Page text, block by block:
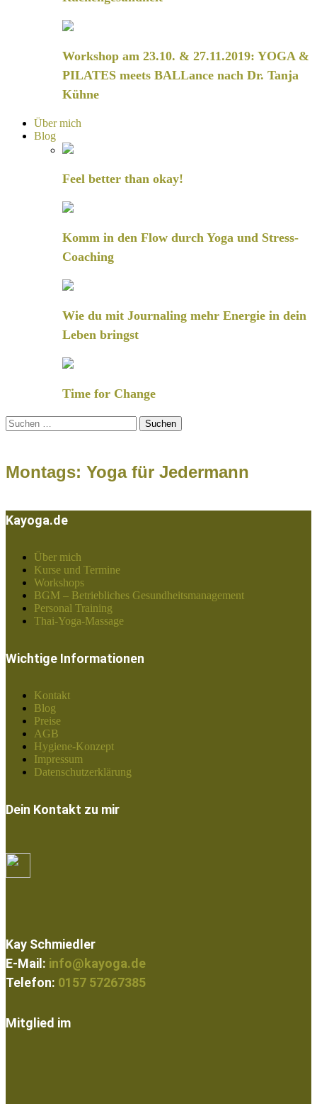
Workshop am 23.10. & 27.11.2019: YOGA &
PILATES meets BALLance nach Dr. Tanja
Kühne
Über mich
Blog
Feel better than okay!
Komm in den Flow durch Yoga und Stress-
Coaching
Wie du mit Journaling mehr Energie in dein
Leben bringst
Time for Change
Suchen
nach:
Montags: Yoga für Jedermann
Kayoga.de
Über mich
Kurse und Termine
Workshops
BGM – Betriebliches Gesundheitsmanagement
Personal Training
Thai-Yoga-Massage
Wichtige Informationen
Kontakt
Blog
Preise
AGB
Hygiene-Konzept
Impressum
Datenschutzerklärung
Dein Kontakt zu mir
Kay Schmiedler
E-Mail: info@kayoga.de
Telefon: 0157 57267385
Mitglied im